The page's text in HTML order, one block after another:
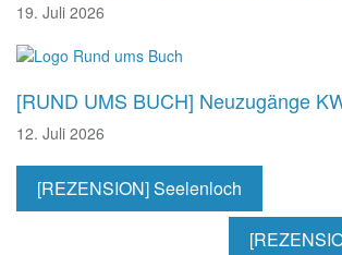
19. Juli 2026
[RUND UMS BUCH] Neuzugänge
12. Juli 2026
[REZENSION] Seelenloch